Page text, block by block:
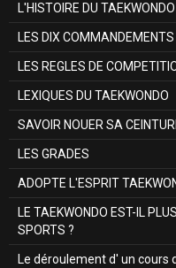
L'HISTOIRE DU TAEKWONDO
LES DIX
LES REGLES DE
LEXIQUES DU TAEKWONDO
SAVOIR NOUER SA
LES GRADES
ADOPTE L'ESPRIT
LE TAEKWONDO EST-IL
SPORTS ?
Le déroulement d' un cours